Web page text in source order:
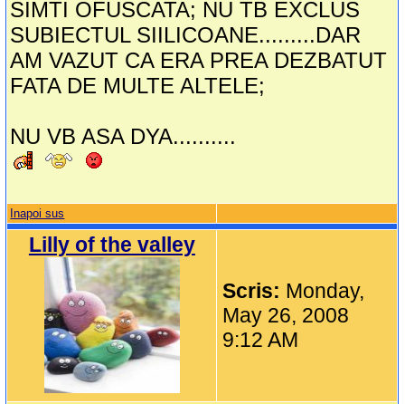
SIMTI OFUSCATA; NU TB EXCLUS
SUBIECTUL SIILICOANE.........DAR
AM VAZUT CA ERA PREA DEZBATUT
FATA DE MULTE ALTELE;
NU VB ASA DYA..........
Inapoi sus
Lilly of the valley
Scris: Monday,
May 26, 2008
9:12 AM